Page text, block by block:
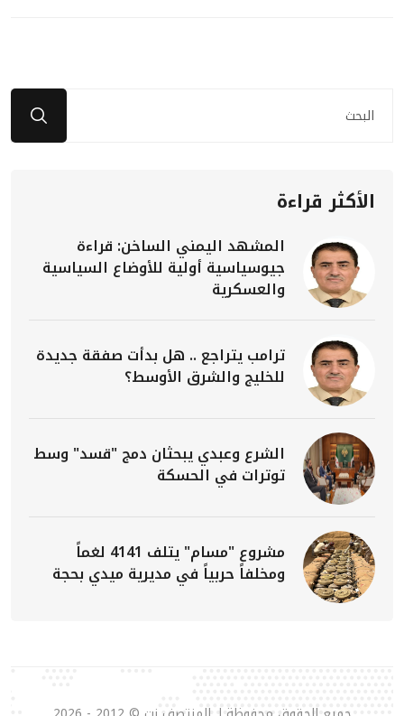
الأكثر قراءة
المشهد اليمني الساخن: قراءة
جيوسياسية أولية للأوضاع السياسية
والعسكرية
ترامب يتراجع .. هل بدأت صفقة جديدة
للخليج والشرق الأوسط؟
الشرع وعبدي يبحثان دمج "قسد" وسط
توترات في الحسكة
مشروع "مسام" يتلف 4141 لغماً
ومخلفاً حربياً في مديرية ميدي بحجة